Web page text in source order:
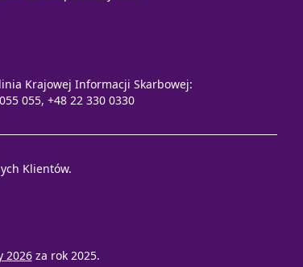
Krajowej Informacji Skarbowej:
055, +48 22 330 0330
Klientów.
2026 za rok 2025.